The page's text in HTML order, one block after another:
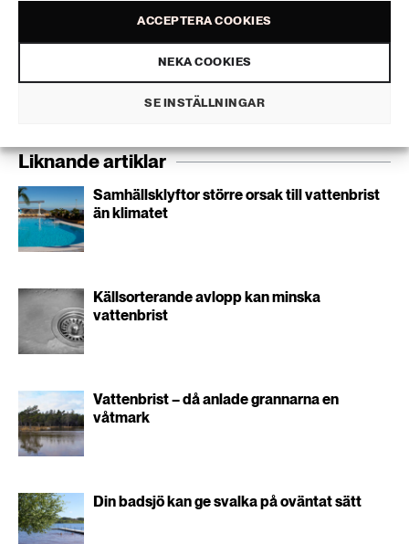
ACCEPTERA COOKIES
NEKA COOKIES
SE INSTÄLLNINGAR
Personuppgifter lagras endast för utskick av Extrakts nyhetsbrev och
information kopplat till Extrakts verksamhet. Du kan när som helst säga
Liknande artiklar
Samhällsklyftor större orsak till vattenbrist
än klimatet
Källsorterande avlopp kan minska
vattenbrist
Vattenbrist – då anlade grannarna en
våtmark
Din badsjö kan ge svalka på oväntat sätt